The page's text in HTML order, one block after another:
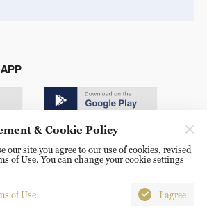
All Rights Reserved. 16A
China. 100040
& Cookie Policy
our site you agree to our use of cookies, revised
of Use. You can change your cookie settings
of Use I agree